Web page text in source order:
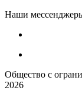
Наши
Общество с
2026